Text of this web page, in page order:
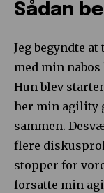
Sådan
Jeg begyndte
med min
Hun blev
her min agility
sammen.
flere
stopper for
forsatte min